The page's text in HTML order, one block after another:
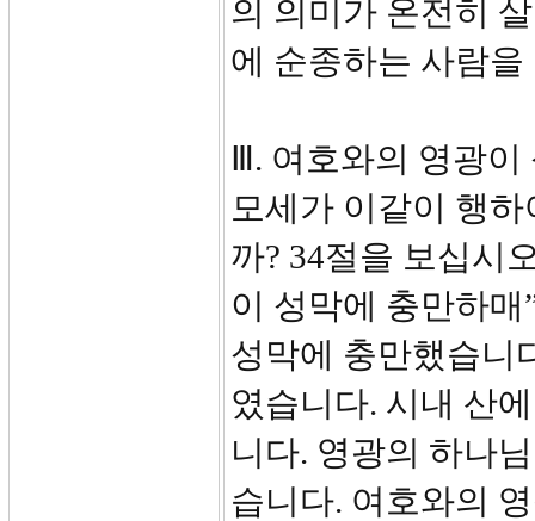
의 의미가 온전히
에 순종하는 사람
Ⅲ. 여호와의 영광이
모세가 이같이 행
까? 34절을 보십시
이 성막에 충만하
성막에 충만했습니
였습니다. 시내 산
니다. 영광의 하나
습니다. 여호와의